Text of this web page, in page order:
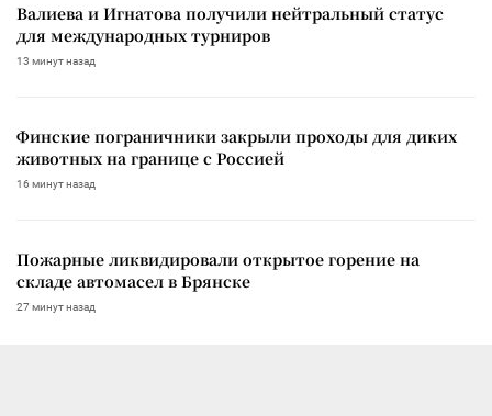
Валиева и Игнатова получили нейтральный статус
для международных турниров
13 минут назад
Финские пограничники закрыли проходы для диких
животных на границе с Россией
16 минут назад
Пожарные ликвидировали открытое горение на
складе автомасел в Брянске
27 минут назад